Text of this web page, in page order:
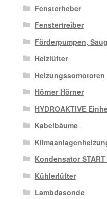
Fensterheber
Fenstertreiber
Förderpumpen,
Heizlüfter
Heizungssomotoren
Hörner Hörner
HYDROAKTIVE
Kabelbäume
Kondensator START
Kühlerlüfter
Lambdasonde